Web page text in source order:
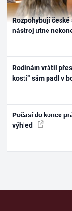
Rozpohybují
nástroj utne
Rodinám vrátil
kostí“ sám padl v
Počasí do konce
výhled